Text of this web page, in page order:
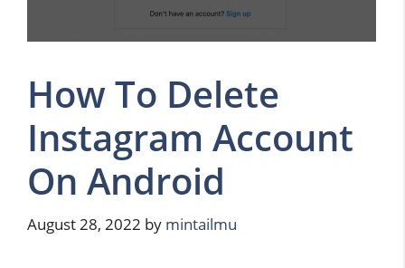
How To Delete
Instagram Account
On Android
August 28, 2022 by mintailmu